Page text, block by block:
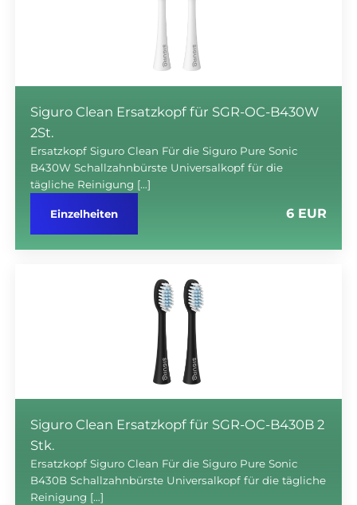
Siguro Clean Ersatzkopf für SGR-OC-B430W
2St.
Ersatzkopf Siguro Clean Für die Siguro Pure Sonic
B430W Schallzahnbürste Universalkopf für die
tägliche Reinigung […]
Einzelheiten 6 EUR
Siguro Clean Ersatzkopf für SGR-OC-B430B 2
Stk.
Ersatzkopf Siguro Clean Für die Siguro Pure Sonic
B430B Schallzahnbürste Universalkopf für die tägliche
Reinigung […]